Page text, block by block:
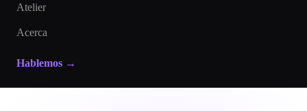
Atelier
Acerca
Hablemos →